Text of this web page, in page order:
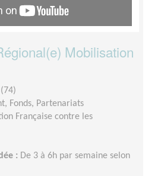
Mobilisation
(74)
Fonds, Partenariats
Française contre les
: De 3 à 6h par semaine selon